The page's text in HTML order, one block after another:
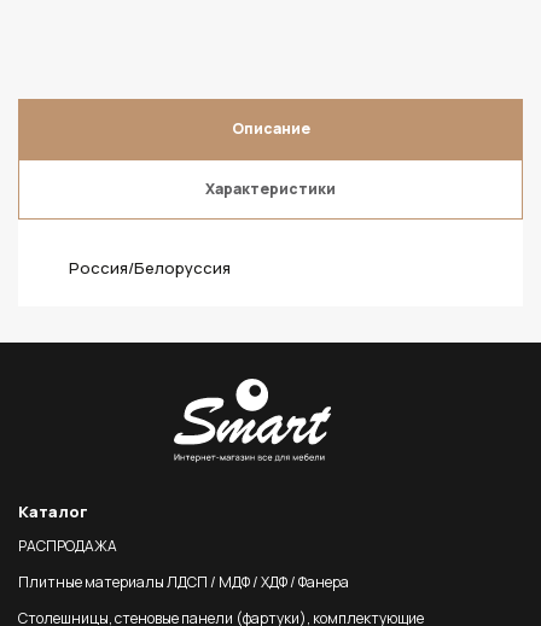
Описание
Характеристики
Россия/Белоруссия
Каталог
РАСПРОДАЖА
Плитные материалы ЛДСП / МДФ / ХДФ / Фанера
Столешницы, стеновые панели (фартуки), комплектующие